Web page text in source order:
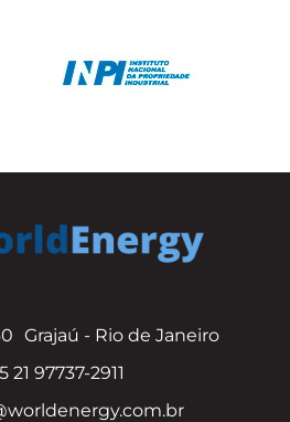
Grajaú - Rio de Janeiro
21 97737-2911